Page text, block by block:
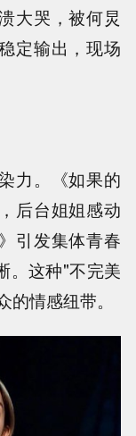
大哭，被何炅
定输出，现场
力。《如果的
后台姐姐感动
引发集体青春
。这种"不完美
情感纽带。